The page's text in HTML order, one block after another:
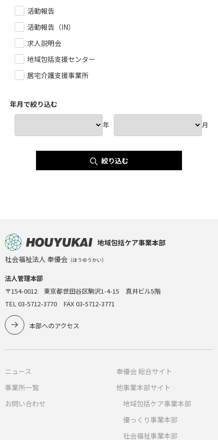
活動報告
活動報告（IN）
求人説明会
地域包括支援センター
居宅介護支援事業所
年月で絞り込む
年 月
絞り込む
地域包括ケア事業本部
社会福祉法人 奉優会 （ほうゆうかい）
法人管理本部
〒154-0012 東京都世田谷区駒沢1-4-15 真井ビル5階
TEL 03-5712-3770 FAX 03-5712-3771
本部へのアクセス
ニュース
事業所一覧
お問い合わせ
奉優会 総合サイト
他事業本部サイト
地域包括ケア事業本部
優っくり事業本部
社会福祉事業本部